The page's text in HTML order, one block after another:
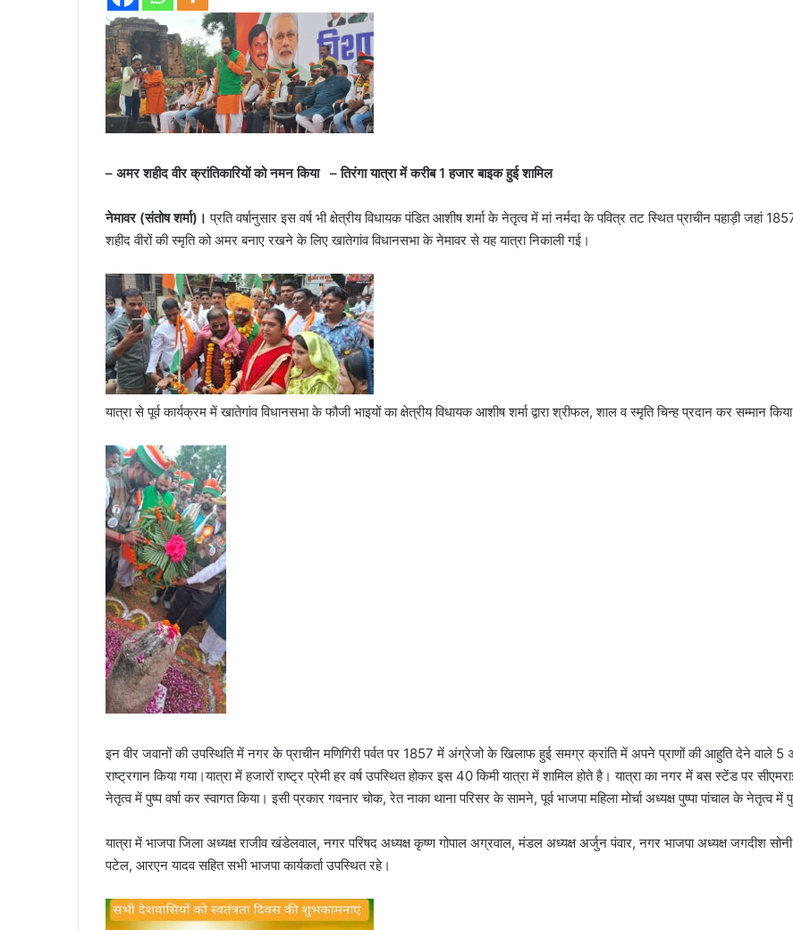
– अमर शहीद वीर क्रांतिकारियों को नमन किया –तिरंगा यात्रा में करीब 1 हजार बाइक हुई शामिल
नेमावर (संतोष शर्मा)। प्रति वर्षानुसार इस वर्ष भी क्षेत्रीय विधायक पंडित आशीष शर्मा के नेतृत्व में मां नर्मदा के पवित्र तट स्थित प्राचीन पहाड़ी
शहीद वीरों की स्मृति को अमर बनाए रखने के लिए खातेगांव विधानसभा के नेमावर से यह यात्रा निकाली गई।
यात्रा से पूर्व कार्यक्रम में खातेगांव विधानसभा के फौजी भाइयों का क्षेत्रीय विधायक आशीष शर्मा द्वारा श्रीफल, शाल व स्मृति चिन्ह प्रदान कर सम्मान
इन वीर जवानों की उपस्थिति में नगर के प्राचीन मणिगिरी पर्वत पर 1857 में अंग्रेजो के खिलाफ हुई समग्र क्रांति में अपने प्राणों की आहुति देने वाले 5
राष्ट्रगान किया गया।यात्रा में हजारों राष्ट्र प्रेमी हर वर्ष उपस्थित होकर इस 40 किमी यात्रा में शामिल होते है। यात्रा का नगर में बस स्टेंड पर
नेतृत्व में पुष्प वर्षा कर स्वागत किया। इसी प्रकार गवनार चोक, रेत नाका थाना परिसर के सामने, पूर्व भाजपा महिला मोर्चा अध्यक्ष पुष्पा पांचाल के नेतृत्व में
यात्रा में भाजपा जिला अध्यक्ष राजीव खंडेलवाल, नगर परिषद अध्यक्ष कृष्ण गोपाल अग्रवाल, मंडल अध्यक्ष अर्जुन पंवार, नगर भाजपा अध्यक्ष जगदीश
पटेल, आरएन यादव सहित सभी भाजपा कार्यकर्ता उपस्थित रहे।